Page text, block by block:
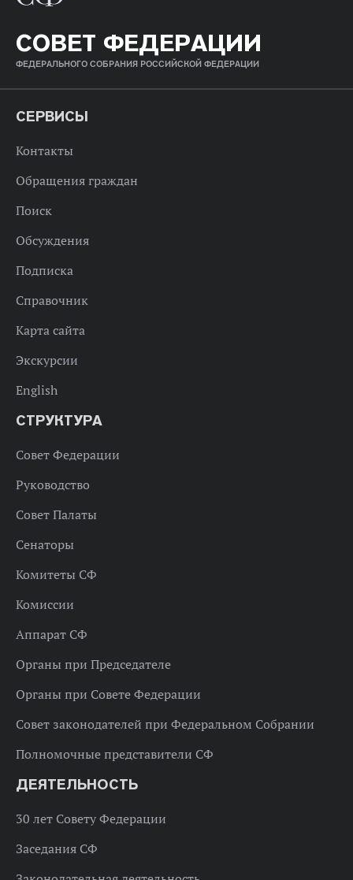
СОВЕТ ФЕДЕРАЦИИ
ФЕДЕРАЛЬНОГО СОБРАНИЯ РОССИЙСКОЙ ФЕДЕРАЦИИ
СЕРВИСЫ
Контакты
Обращения граждан
Поиск
Обсуждения
Подписка
Справочник
Карта сайта
Экскурсии
English
СТРУКТУРА
Совет Федерации
Руководство
Совет Палаты
Сенаторы
Комитеты СФ
Комиссии
Аппарат СФ
Органы при Председателе
Органы при Совете Федерации
Совет законодателей при Федеральном Собрании
Полномочные представители СФ
ДЕЯТЕЛЬНОСТЬ
30 лет Совету Федерации
Заседания СФ